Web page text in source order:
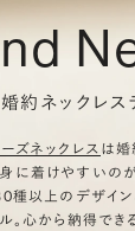
約ネックレ
ズネックレス は婚
に着けやすいのが
種以上のデザイ
。心から納得でき